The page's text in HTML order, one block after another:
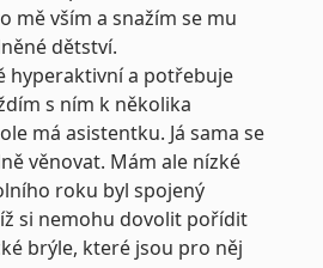
mě vším a snažím se mu
dětství.
hyperaktivní a potřebuje
s ním k několika
má asistentku. Já sama se
věnovat. Mám ale nízké
roku byl spojený
si nemohu dovolit pořídit
brýle, které jsou pro něj